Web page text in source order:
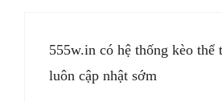
555w.in có hệ thống kèo thể
luôn cập nhật sớm